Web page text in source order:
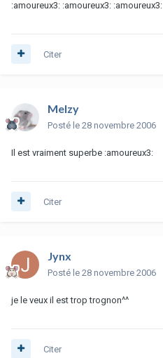
:amoureux3: :amoureux3: :amoureux3:
Citer
Melzy
Posté le 28 novembre 2006
Il est vraiment superbe :amoureux3:
Citer
Jynx
Posté le 28 novembre 2006
je le veux il est trop trognon^^
Citer